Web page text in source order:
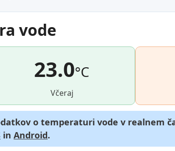
vode
23.0°C
Včeraj
o temperaturi vode v realnem
in Android.